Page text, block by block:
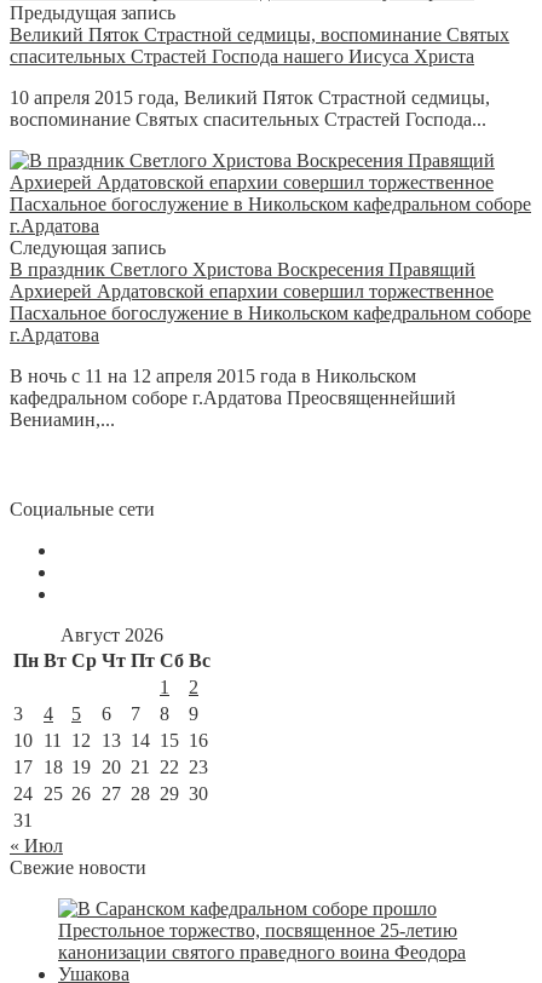
Предыдущая запись
Великий Пяток Страстной седмицы, воспоминание Святых
спасительных Страстей Господа нашего Иисуса Христа
10 апреля 2015 года, Великий Пяток Страстной седмицы,
воспоминание Святых спасительных Страстей Господа...
Следующая запись
В праздник Светлого Христова Воскресения Правящий
Архиерей Ардатовской епархии совершил торжественное
Пасхальное богослужение в Никольском кафедральном соборе
г.Ардатова
В ночь с 11 на 12 апреля 2015 года в Никольском
кафедральном соборе г.Ардатова Преосвященнейший
Вениамин,...
Социальные сети
Август 2026
Пн Вт Ср Чт Пт Сб Вс
1
2
3
4 5 6 7 8
9
10 11 12 13 14 15 16
17 18 19 20 21 22 23
24 25 26 27 28 29 30
31
« Июл
Свежие новости